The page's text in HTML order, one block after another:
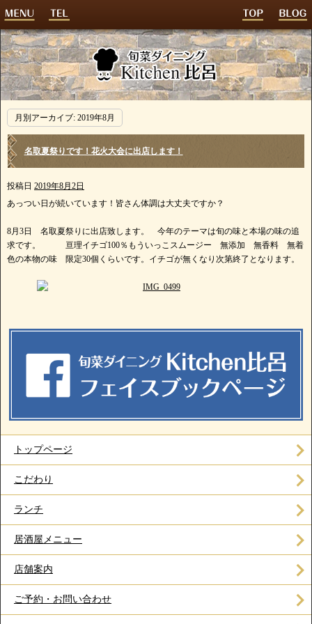
月別アーカイブ: 2019年8月
名取夏祭りです！花火大会に出店します！
投稿日 2019年8月2日
あっつい日が続いています！皆さん体調は大丈夫ですか？
8月3日 名取夏祭りに出店致します。 今年のテーマは旬の味と本場の味の追
求です。 亘理イチゴ100％もういっこスムージー 無添加 無香料 無着
色の本物の味 限定30個くらいです。イチゴが無くなり次第終了となります。
トップページ
こだわり
ランチ
居酒屋メニュー
店舗案内
ご予約・お問い合わせ